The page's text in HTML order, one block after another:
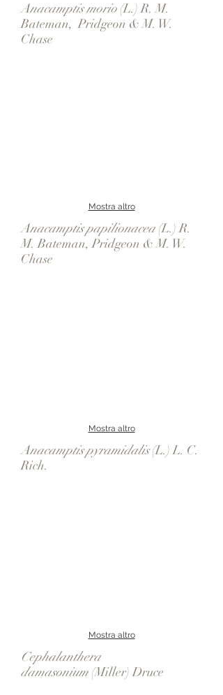
Anacamptis morio (L.) R. M.
Bateman, Pridgeon & M. W.
Chase
Mostra altro
Anacamptis papilionacea (L.) R.
M. Bateman, Pridgeon & M. W.
Chase
Mostra altro
Anacamptis pyramidalis(L.) L. C.
Rich.
Mostra altro
Cephalanthera
damasonium (Miller) Druce